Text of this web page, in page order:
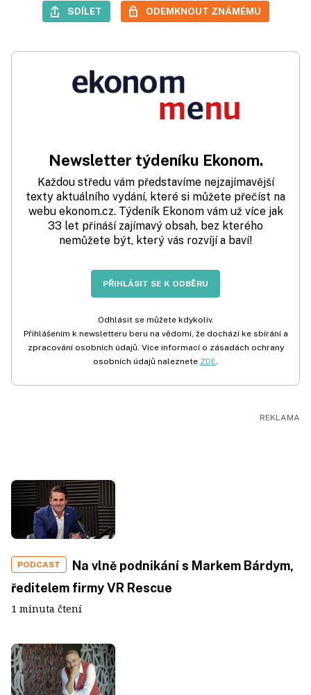
SDÍLET ODEMKNOUT ZNÁMÉMU
Newsletter týdeníku Ekonom.
Každou středu vám představíme nejzajímavější
texty aktuálního vydání, které si můžete přečíst na
webu ekonom.cz. Týdeník Ekonom vám už více jak
33 let přináší zajímavý obsah, bez kterého
nemůžete být, který vás rozvíjí a baví!
PŘIHLÁSIT SE K ODBĚRU
Odhlásit se můžete kdykoliv.
Přihlášením k newsletteru beru na vědomí, že dochází ke sbírání a
zpracování osobních údajů. Více informací o zásadách ochrany
osobních údajů naleznete ZDE.
PODCAST
Na vlně podnikání s Markem Bárdym,
ředitelem firmy VR Rescue
1 minuta čtení